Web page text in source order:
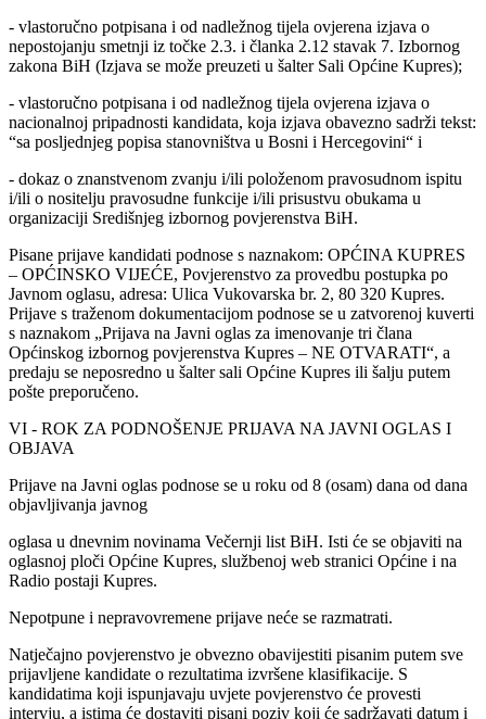
- vlastoručno potpisana i od nadležnog tijela ovjerena izjava o
nepostojanju smetnji iz točke 2.3. i članka 2.12 stavak 7. Izbornog
zakona BiH (Izjava se može preuzeti u šalter Sali Općine Kupres);
- vlastoručno potpisana i od nadležnog tijela ovjerena izjava o
nacionalnoj pripadnosti kandidata, koja izjava obavezno sadrži tekst:
“sa posljednjeg popisa stanovništva u Bosni i Hercegovini“ i
- dokaz o znanstvenom zvanju i/ili položenom pravosudnom ispitu
i/ili o nositelju pravosudne funkcije i/ili prisustvu obukama u
organizaciji Središnjeg izbornog povjerenstva BiH.
Pisane prijave kandidati podnose s naznakom: OPĆINA KUPRES
– OPĆINSKO VIJEĆE, Povjerenstvo za provedbu postupka po
Javnom oglasu, adresa: Ulica Vukovarska br. 2, 80 320 Kupres.
Prijave s traženom dokumentacijom podnose se u zatvorenoj kuverti
s naznakom „Prijava na Javni oglas za imenovanje tri člana
Općinskog izbornog povjerenstva Kupres – NE OTVARATI“, a
predaju se neposredno u šalter sali Općine Kupres ili šalju putem
pošte preporučeno.
VI - ROK ZA PODNOŠENJE PRIJAVA NA JAVNI OGLAS I
OBJAVA
Prijave na Javni oglas podnose se u roku od 8 (osam) dana od dana
objavljivanja javnog
oglasa u dnevnim novinama Večernji list BiH. Isti će se objaviti na
oglasnoj ploči Općine Kupres, službenoj web stranici Općine i na
Radio postaji Kupres.
Nepotpune i nepravovremene prijave neće se razmatrati.
Natječajno povjerenstvo je obvezno obavijestiti pisanim putem sve
prijavljene kandidate o rezultatima izvršene klasifikacije. S
kandidatima koji ispunjavaju uvjete povjerenstvo će provesti
intervju, a istima će dostaviti pisani poziv koji će sadržavati datum i